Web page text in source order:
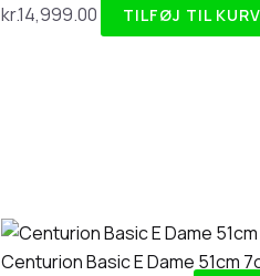
kr.14,999.00 TILFØJ TIL KURV
Centurion Basic E Dame 51cm